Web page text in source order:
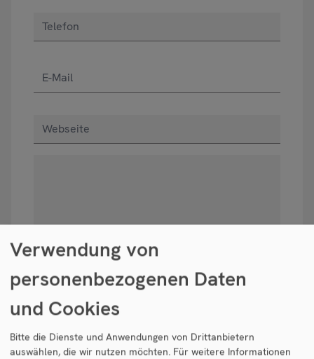
Newsletter Anmeldung
Formulars stimmen
Sie ausdrücklich
Verwendung von
personenbezogenen Daten
und Cookies
Bitte die Dienste und Anwendungen von Drittanbietern
auswählen, die wir nutzen möchten. Für weitere Informationen